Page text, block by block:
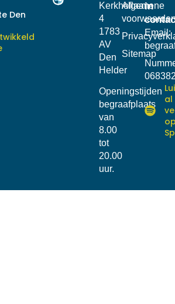
Kerkhoflaan
4
1783
AV
Den
Helder
Openingstijden
begraafplaats
van
8.00
tot
20.00
uur.
Algemene
Sitemap
in
Email:
al
Den